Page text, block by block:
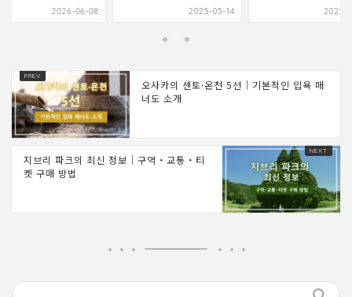
2026-06-08 2025-05-14 2025-
오사카의 센토·온천 5선｜기본적인 입욕 매
너도 소개
지브리 파크의 최신 정보｜구역・교통・티
켓 구매 방법